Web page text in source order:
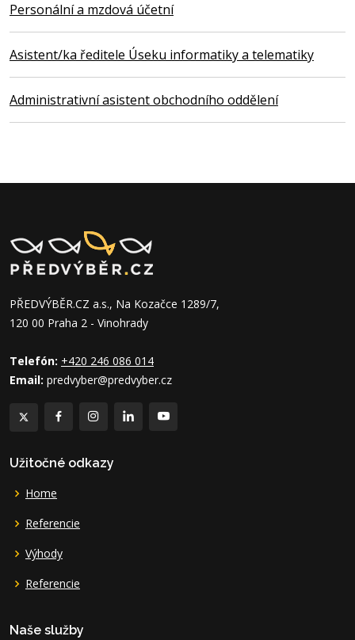
Personální a mzdová účetní
Asistent/ka ředitele Úseku informatiky a telematiky
Administrativní asistent obchodního oddělení
PŘEDVÝBĚR.CZ a.s., Na Kozačce 1289/7,
120 00 Praha 2 - Vinohrady
Telefón: +420 246 086 014
Email: predvyber@predvyber.cz
Užitočné odkazy
Home
Referencie
Výhody
Referencie
Naše služby